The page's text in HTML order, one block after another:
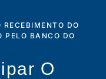
DO
PELO BANCO DO
O